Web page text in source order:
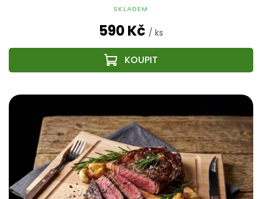
SKLADEM
590 Kč / ks